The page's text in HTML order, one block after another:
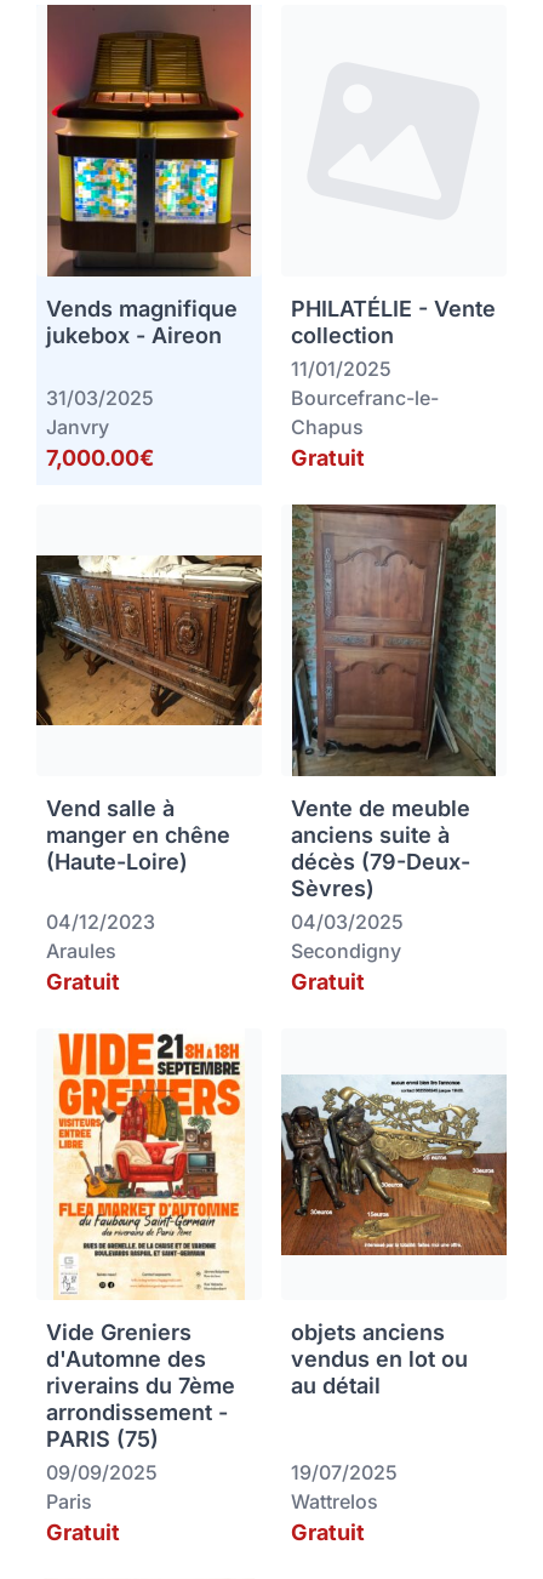
Vends magnifique
jukebox - Aireon
31/03/2025
Janvry
7,000.00€
PHILATÉLIE - Vente
collection
11/01/2025
Bourcefranc-le-
Chapus
Gratuit
Vend salle à
manger en chêne
(Haute-Loire)
04/12/2023
Araules
Gratuit
Vente de meuble
anciens suite à
décès (79-Deux-
Sèvres)
04/03/2025
Secondigny
Gratuit
Vide Greniers
d'Automne des
riverains du 7ème
arrondissement -
PARIS (75)
09/09/2025
Paris
Gratuit
objets anciens
vendus en lot ou
au détail
19/07/2025
Wattrelos
Gratuit